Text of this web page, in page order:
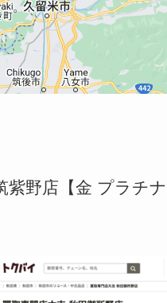
紫野店【金 プラチ